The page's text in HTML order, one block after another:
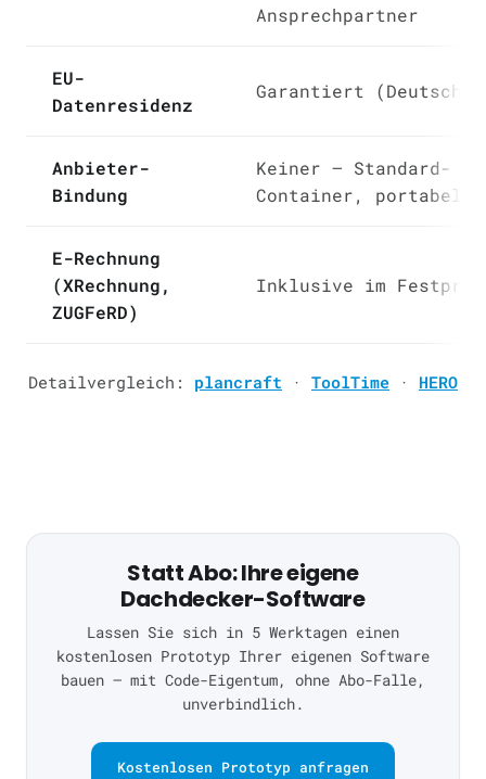
Ansprechpartner
EU-
Datenresidenz
Garantiert
Anbieter-
Bindung
Keiner — Standard-
Container, portabel
E-Rechnung
(XRechnung,
ZUGFeRD)
Inklusive im
Detailvergleich: plancraft · ToolTime · HERO
Statt Abo: Ihre eigene
Dachdecker-Software
Lassen Sie sich in 5 Werktagen einen
kostenlosen Prototyp Ihrer eigenen Software
bauen — mit Code-Eigentum, ohne Abo-Falle,
unverbindlich.
Kostenlosen Prototyp anfragen